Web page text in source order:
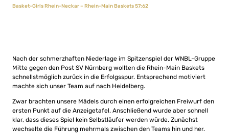
Basket-Girls Rhein-Neckar – Rhein-Main Baskets 57:62
Nach der schmerzhaften Niederlage im Spitzenspiel der WNBL-Gruppe
Mitte gegen den Post SV Nürnberg wollten die Rhein-Main Baskets
schnellstmöglich zurück in die Erfolgsspur. Entsprechend motiviert
machte sich unser Team auf nach Heidelberg.
Zwar brachten unsere Mädels durch einen erfolgreichen Freiwurf den
ersten Punkt auf die Anzeigetafel. Anschließend wurde aber schnell
klar, dass dieses Spiel kein Selbstläufer werden würde. Zunächst
wechselte die Führung mehrmals zwischen den Teams hin und her.